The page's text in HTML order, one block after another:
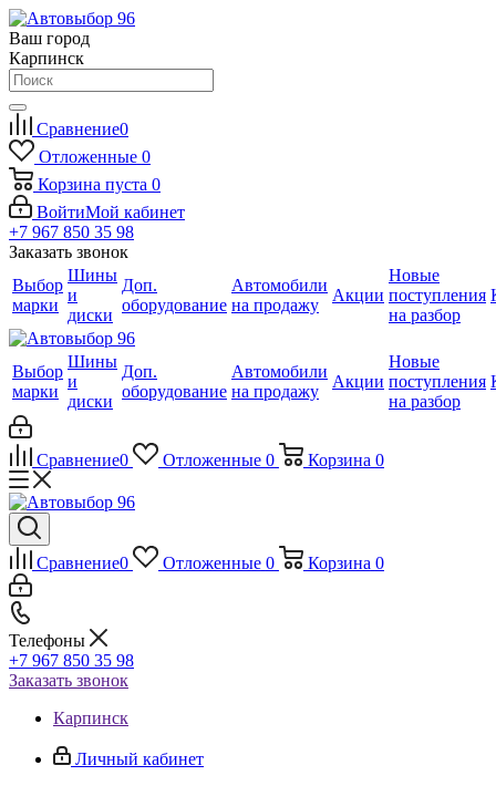
Ваш город
Карпинск
Сравнение0
Отложенные 0
Корзина пуста 0
ВойтиМой кабинет
+7 967 850 35 98
Заказать звонок
Выбор
марки
Шины
и
диски
Доп.
оборудование
Автомобили
на продажу
Акции
Новые
поступления
на разбор
Выбор
марки
Шины
и
диски
Доп.
оборудование
Автомобили
на продажу
Акции
Новые
поступления
на разбор
Сравнение0 Отложенные 0 Корзина 0
Сравнение0 Отложенные 0 Корзина 0
Телефоны
+7 967 850 35 98
Заказать звонок
Карпинск
Личный кабинет